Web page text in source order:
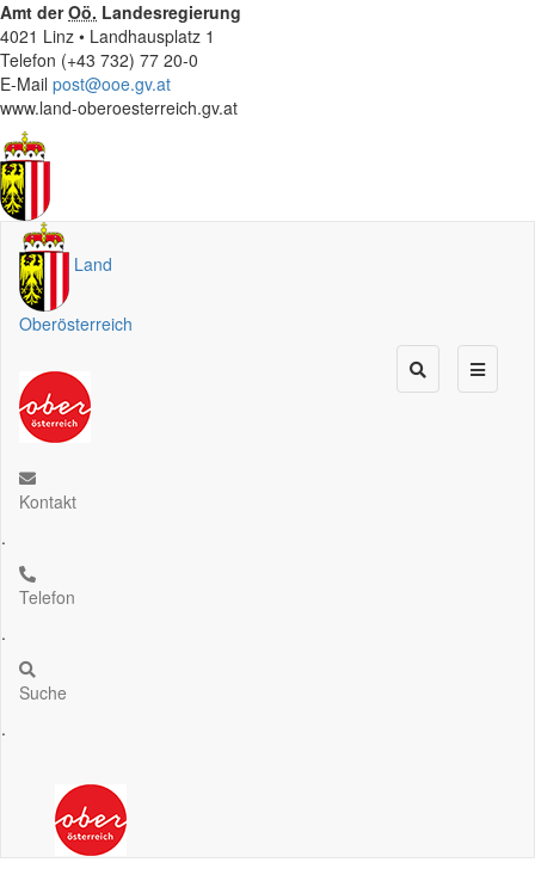
Amt derOö. Landesregierung
4021 Linz • Landhausplatz 1
Telefon (+43 732) 77 20-0
E-Mail post@ooe.gv.at
www.land-oberoesterreich.gv.at
Land
Oberösterreich
Kontakt
.
Telefon
.
Suche
.